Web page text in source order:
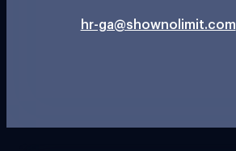
hr-ga@shownolimit.com